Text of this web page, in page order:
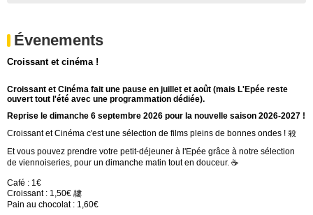
Évenements
Croissant et cinéma !
Croissant et Cinéma fait une pause en juillet et août (mais L'Epée reste
ouvert tout l'été avec une programmation dédiée).
Reprise le dimanche 6 septembre 2026 pour la nouvelle saison 2026-2027 !
Croissant et Cinéma c'est une sélection de films pleins de bonnes ondes ! 殺
Et vous pouvez prendre votre petit-déjeuner à l'Epée grâce à notre sélection
de viennoiseries, pour un dimanche matin tout en douceur. ☕️
Café : 1€
Croissant : 1,50€ 縷
Pain au chocolat : 1,60€